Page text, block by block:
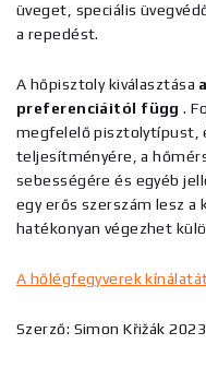
üveget, speciális
a repedést.
A hőpisztoly kiválasztása
preferenciáitól függ .
megfelelő pisztolytípust,
teljesítményére, a
sebességére és egyéb
egy erős szerszám lesz a
hatékonyan végezhet
A hőlégfegyverek
Szerző: Simon Křižák